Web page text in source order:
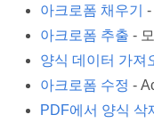
아크로폼 채우기
-
아크로폼 추출 -
양식 데이터 가져
아크로폼 수정 -
PDF에서 양식 삭